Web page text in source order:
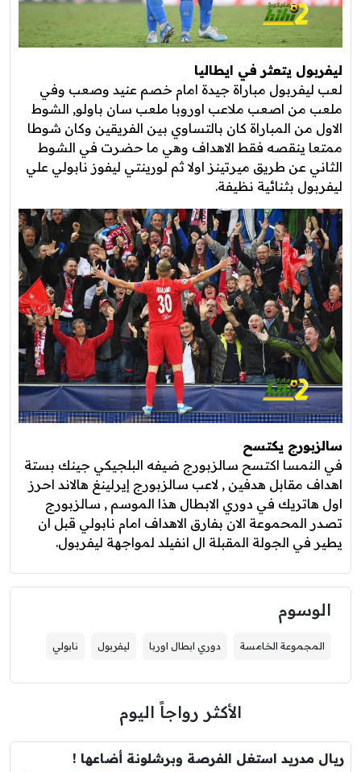
ليفربول يتعثر في ايطاليا
لعب ليفربول مباراة جيدة امام خصم عنيد وصعب وفي
ملعب من اصعب ملاعب اوروبا ملعب سان باولو, الشوط
الاول من المباراة كان بالتساوي بين الفريقين وكان شوطا
ممتعا ينقصه فقط الاهداف وهي ما حضرت في الشوط
الثاني عن طريق ميرتينز اولا ثم لورينتي ليفوز نابولي علي
ليفربول بثنائية نظيفة.
سالزبورج يكتسح
في النمسا اكتسح سالزبورج ضيفه البلجيكي جينك بستة
اهداف مقابل هدفين , لاعب سالزبورج إيرلينغ هالاند احرز
اول هاتريك في دوري الابطال هذا الموسم , سالزبورج
تصدر المحموعة الان بفارق الاهداف امام نابولي قبل ان
يطير في الجولة المقبلة ال انفيلد لمواجهة ليفربول.
الوسوم
المجموعة الخامسة دوري ابطال اوربا ليفربول نابولي
الأكثر رواجاً اليوم
ريال مدريد استغل الفرصة وبرشلونة أضاعها !